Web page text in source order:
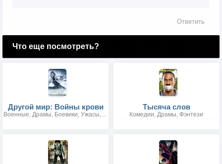
Ответить
Что еще посмотреть?
Другой мир: Войны крови
Военные, Драмы, Боевики, Ужасы, Фантастика, Фэнтези
Тысяча слов
Комедии, Драмы, Фэнтези